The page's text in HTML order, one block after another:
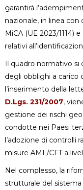
garantirà
nazionale, in linea
MiCA (UE 2023/1114)
relativi
Il quadro normativo si
degli obblighi a carico
l’inserimento della
D.Lgs. 231/2007,
gestione dei rischi
condotte nei Paesi
l’adozione di controlli
misure AML/CFT a
Nel complesso, la
strutturale del sistema